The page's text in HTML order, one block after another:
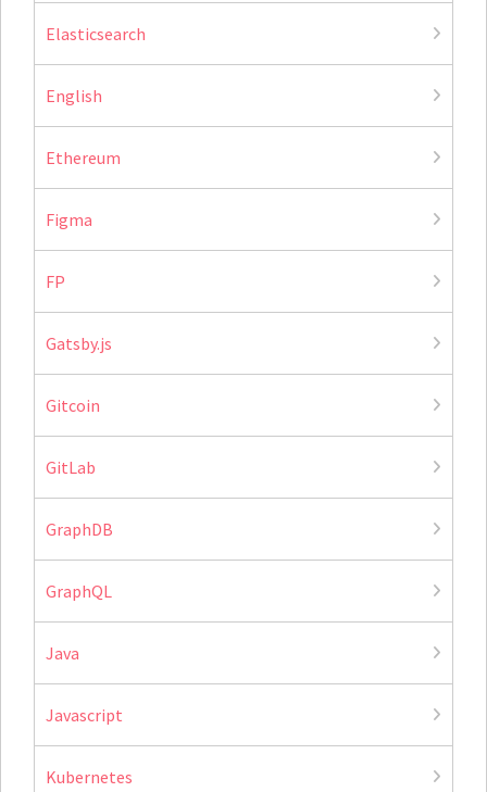
Elasticsearch
English
Ethereum
Figma
FP
Gatsby.js
Gitcoin
GitLab
GraphDB
GraphQL
Java
Javascript
Kubernetes